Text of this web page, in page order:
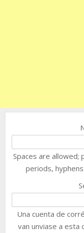
Spaces are
periods,
Una cuenta de
van unviase a esta